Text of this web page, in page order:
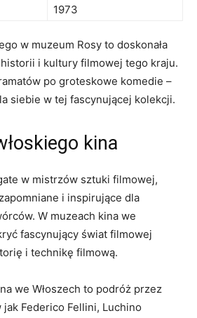
1973
w​ muzeum Rosy ​to⁤ doskonała
historii i ‍kultury⁤ filmowej⁣ tego ‌kraju.
po groteskowe komedie –
siebie ⁤w tej fascynującej kolekcji.
kina
w mistrzów sztuki filmowej,‌
‌i inspirujące dla
W muzeach kina ​we‌
fascynujący ⁢świat filmowej
i​ technikę filmową.
we⁢ Włoszech to⁤ podróż przez
Federico Fellini, Luchino